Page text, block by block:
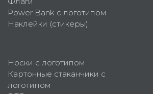
Power Bank с логотипом
Наклейки (стикеры)
Носки с логотипом
Картонные стаканчики с
логотипом